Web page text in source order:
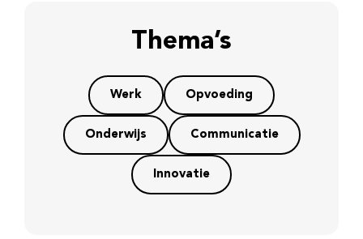
Thema’s
Werk Opvoeding
Onderwijs Communicatie
Innovatie